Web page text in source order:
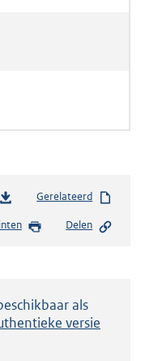
Gerelateerd
Delen
als
versie